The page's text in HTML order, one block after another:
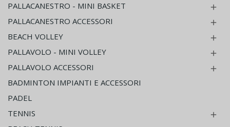
PALLACANESTRO - MINI BASKET 
PALLACANESTRO ACCESSORI 
BEACH VOLLEY 
PALLAVOLO - MINI VOLLEY 
PALLAVOLO ACCESSORI 
BADMINTON IMPIANTI E ACCESSORI
PADEL
TENNIS
